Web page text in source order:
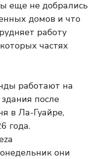
еще не добрались
домов и что
работу
частях
они